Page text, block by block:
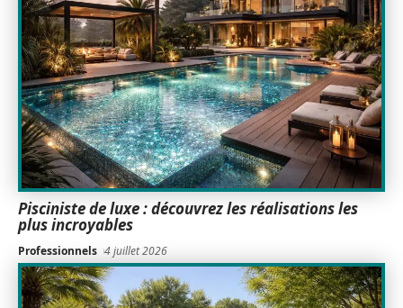
Pisciniste de luxe : découvrez les réalisations les
plus incroyables
Professionnels 4 juillet 2026